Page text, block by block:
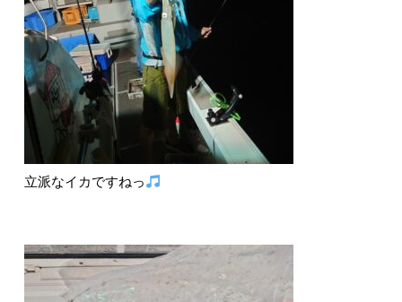
立派なイカですねっ